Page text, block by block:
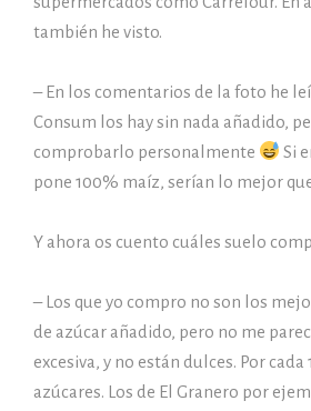
también he visto.
– En los comentarios de la foto he
Consum los hay sin nada añadido,
comprobarlo personalmente
Si
pone 100% maíz, serían lo mejor
Y ahora os cuento cuáles suelo
–Los que yo compro no son los
de azúcar añadido, pero no me
excesiva, y no están dulces. Por
azúcares. Los de El Granero por